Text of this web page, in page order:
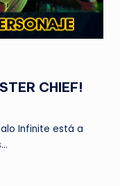
CHIEF!
Infinite está a